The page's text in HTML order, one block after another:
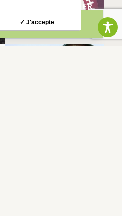
AU BON BOUCHER
LE FOUSSERET
✓ J'accepte